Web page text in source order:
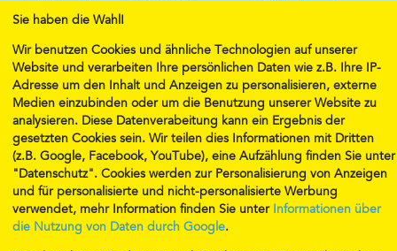
E-Mail:office@musicalmunchkins.eu
Telefon 1: +43 1 239 24 08
Sie haben die Wahl!
Wir benutzen Cookies und ähnliche Technologien auf unserer
Website und verarbeiten Ihre persönlichen Daten wie z.B. Ihre IP-
Adresse um den Inhalt und Anzeigen zu personalisieren, externe
Medien einzubinden oder um die Benutzung unserer Website zu
analysieren. Diese Datenverabeitung kann ein Ergebnis der
gesetzten Cookies sein. Wir teilen dies Informationen mit Dritten
(z.B. Google, Facebook, YouTube), eine Aufzählung finden Sie unter
"Datenschutz". Cookies werden zur Personalisierung von Anzeigen
und für personalisierte und nicht-personalisierte Werbung
verwendet, mehr Information finden Sie unter Informationen über
die Nutzung von Daten durch Google.